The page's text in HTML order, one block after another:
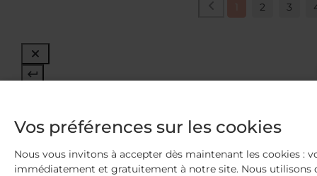
2 3
Vos préférences sur les cookies
Nous vous invitons à accepter dès maintenant les cookies :
immédiatement et gratuitement à notre site. Nous utilisons